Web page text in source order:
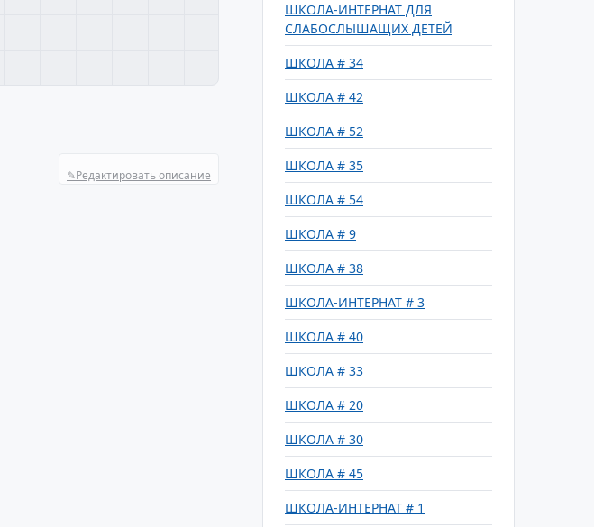
✎Редактировать описание
ШКОЛА-ИНТЕРНАТ ДЛЯ
СЛАБОСЛЫШАЩИХ ДЕТЕЙ
ШКОЛА # 34
ШКОЛА # 42
ШКОЛА # 52
ШКОЛА # 35
ШКОЛА # 54
ШКОЛА # 9
ШКОЛА # 38
ШКОЛА-ИНТЕРНАТ # 3
ШКОЛА # 40
ШКОЛА # 33
ШКОЛА # 20
ШКОЛА # 30
ШКОЛА # 45
ШКОЛА-ИНТЕРНАТ # 1